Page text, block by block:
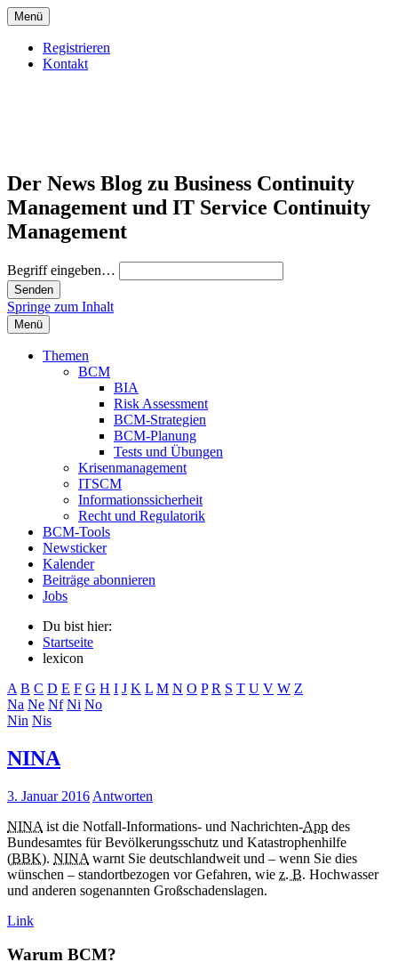
Menü
Registrieren
Kontakt
Der News Blog zu Business Continuity
Management und IT Service Continuity
Management
Begriff eingeben…
Springe zum Inhalt
Menü
Themen
BCM
BIA
Risk Assessment
BCM-Strategien
BCM-Planung
Tests und Übungen
Krisenmanagement
ITSCM
Informationssicherheit
Recht und Regulatorik
BCM-Tools
Newsticker
Kalender
Beiträge abonnieren
Jobs
Du bist hier:
Startseite
lexicon
A B C D E F G H I J K L M N O P R S T U V W Z
Na Ne Nf Ni No
Nin Nis
NINA
3. Januar 2016 Antworten
NINA ist die Notfall-Informations- und Nachrichten-App des
Bundesamtes für Bevölkerungsschutz und Katastrophenhilfe
(BBK). NINA warnt Sie deutschlandweit und – wenn Sie dies
wünschen – standortbezogen vor Gefahren, wie z. B. Hochwasser
und anderen sogenannten Großschadenslagen.
Link
Warum BCM?